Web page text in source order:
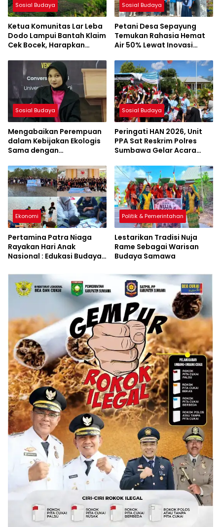
Sosial Budaya
Ketua Komunitas Lar Leba
Dodo Lampui Bantah Klaim
Cek Bocek, Harapkan
Makam Leluhur
Sosial Budaya
Petani Desa Sepayung
Temukan Rahasia Hemat
Air 50% Lewat Inovasi
Sosial Budaya
Mengabaikan Perempuan
dalam Kebijakan Ekologis
Sama dengan
Lingkungan
Sosial Budaya
Peringati HAN 2026, Unit
PPA Sat Reskrim Polres
Sumbawa Gelar Acara
Jorok
Ekonomi
Pertamina Patra Niaga
Rayakan Hari Anak
Nasional : Edukasi Budaya
Lingkungan
Politik & Pemerintahan
Lestarikan Tradisi Nuja
Rame Sebagai Warisan
Budaya Samawa